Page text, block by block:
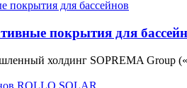
покрытия для
холдинг SOPREMA Group